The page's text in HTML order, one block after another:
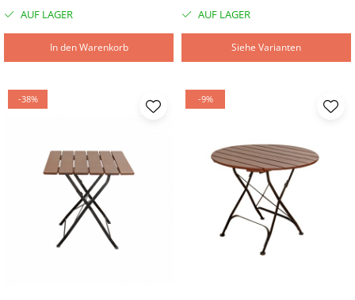
AUF LAGER
In den Warenkorb
AUF LAGER
Siehe Varianten
-38% -9%